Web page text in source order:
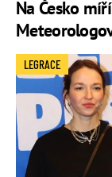
Na Česko
LEGRACE